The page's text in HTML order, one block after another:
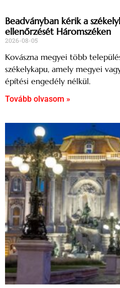
Beadványban kérik a
ellenőrzését Háromszéken
2026-08-05
Kovászna megyei több
székelykapu, amely megyei
építési engedély nélkül.
Tovább olvasom »